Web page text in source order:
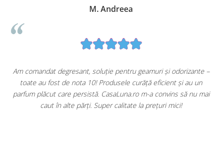
M. Andreea
Am comandat degresant, soluție pentru geamuri și odorizante –
toate au fost de nota 10! Produsele curăță eficient și au un
parfum plăcut care persistă. CasaLuna.ro m-a convins să nu mai
caut în alte părți. Super calitate la prețuri mici!